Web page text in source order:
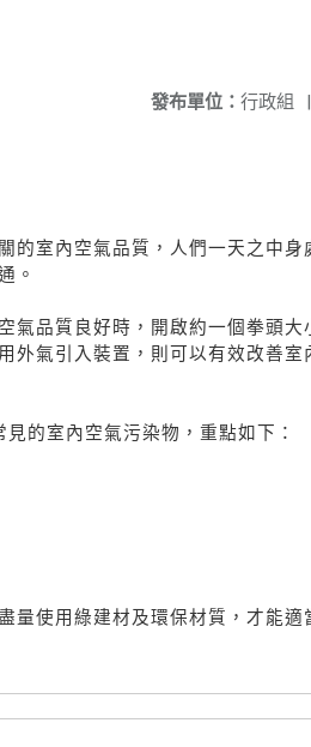
發布單位： 行政組 |
的室內空氣品質，人們一天之中身
。
氣品質良好時，開啟約一個拳頭大
外氣引入裝置，則可以有效改善室
的室內空氣污染物，重點如下：
量使用綠建材及環保材質，才能適